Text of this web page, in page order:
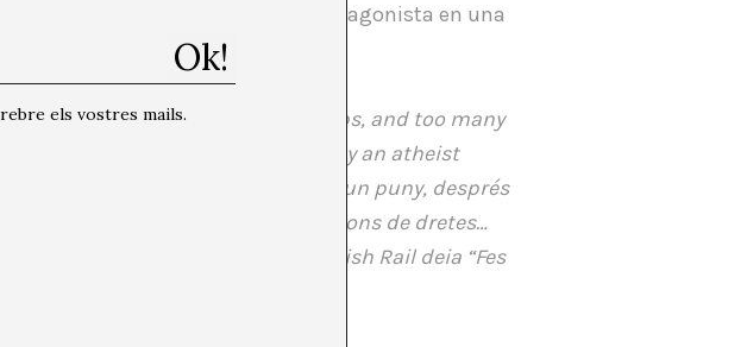
racista mentre ataquen al protagonista en una
of pubs and Wormwood
Scrubs, and too many
was “JesusSaves” painted by an atheist
– do it today!”’ (Vaig sentir un puny, després
Scrubs i de massa reunions de dretes…
un ateu boig i un cartell de British Rail deia “Fes
els vostres mails.